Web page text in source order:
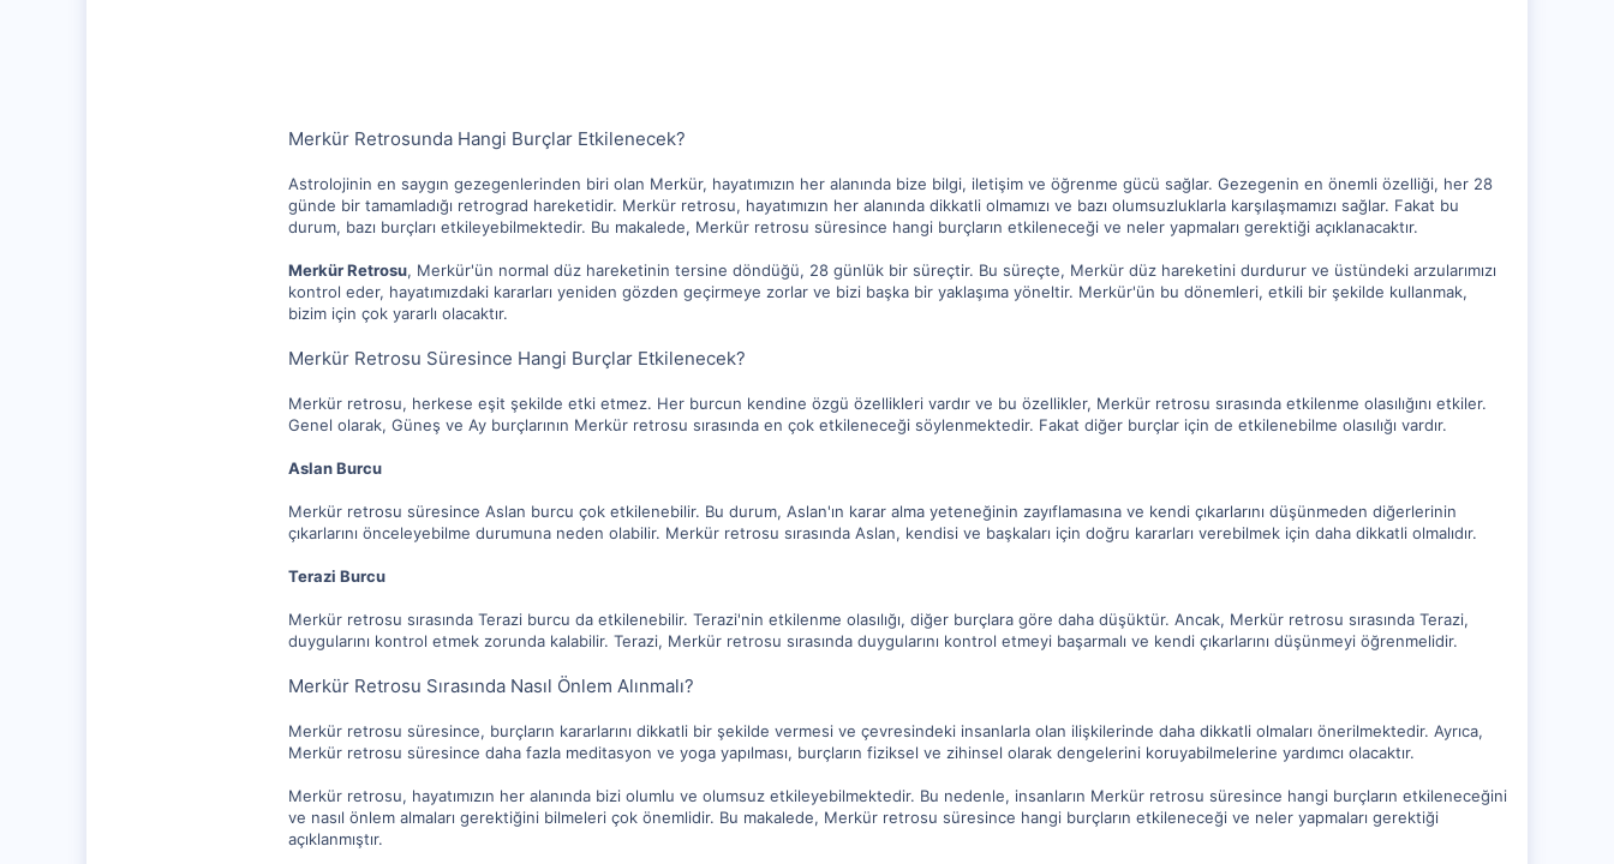
Merkür Retrosunda Hangi Burçlar Etkilenecek?
Astrolojinin en saygın gezegenlerinden biri olan Merkür, hayatımızın her alanında bize bilgi, iletişim ve öğrenme gücü sağlar. Gezegenin en önemli özelliği, her 28
günde bir tamamladığı retrograd hareketidir. Merkür retrosu, hayatımızın her alanında dikkatli olmamızı ve bazı olumsuzluklarla karşılaşmamızı sağlar. Fakat bu
durum, bazı burçları etkileyebilmektedir. Bu makalede, Merkür retrosu süresince hangi burçların etkileneceği ve neler yapmaları gerektiği açıklanacaktır.
Merkür Retrosu, Merkür'ün normal düz hareketinin tersine döndüğü, 28 günlük bir süreçtir. Bu süreçte, Merkür düz hareketini durdurur ve üstündeki arzularımızı
kontrol eder, hayatımızdaki kararları yeniden gözden geçirmeye zorlar ve bizi başka bir yaklaşıma yöneltir. Merkür'ün bu dönemleri, etkili bir şekilde kullanmak,
bizim için çok yararlı olacaktır.
Merkür Retrosu Süresince Hangi Burçlar Etkilenecek?
Merkür retrosu, herkese eşit şekilde etki etmez. Her burcun kendine özgü özellikleri vardır ve bu özellikler, Merkür retrosu sırasında etkilenme olasılığını etkiler.
Genel olarak, Güneş ve Ay burçlarının Merkür retrosu sırasında en çok etkileneceği söylenmektedir. Fakat diğer burçlar için de etkilenebilme olasılığı vardır.
Aslan Burcu
Merkür retrosu süresince Aslan burcu çok etkilenebilir. Bu durum, Aslan'ın karar alma yeteneğinin zayıflamasına ve kendi çıkarlarını düşünmeden diğerlerinin
çıkarlarını önceleyebilme durumuna neden olabilir. Merkür retrosu sırasında Aslan, kendisi ve başkaları için doğru kararları verebilmek için daha dikkatli olmalıdır.
Terazi Burcu
Merkür retrosu sırasında Terazi burcu da etkilenebilir. Terazi'nin etkilenme olasılığı, diğer burçlara göre daha düşüktür. Ancak, Merkür retrosu sırasında Terazi,
duygularını kontrol etmek zorunda kalabilir. Terazi, Merkür retrosu sırasında duygularını kontrol etmeyi başarmalı ve kendi çıkarlarını düşünmeyi öğrenmelidir.
Merkür Retrosu Sırasında Nasıl Önlem Alınmalı?
Merkür retrosu süresince, burçların kararlarını dikkatli bir şekilde vermesi ve çevresindeki insanlarla olan ilişkilerinde daha dikkatli olmaları önerilmektedir. Ayrıca,
Merkür retrosu süresince daha fazla meditasyon ve yoga yapılması, burçların fiziksel ve zihinsel olarak dengelerini koruyabilmelerine yardımcı olacaktır.
Merkür retrosu, hayatımızın her alanında bizi olumlu ve olumsuz etkileyebilmektedir. Bu nedenle, insanların Merkür retrosu süresince hangi burçların etkileneceğini
ve nasıl önlem almaları gerektiğini bilmeleri çok önemlidir. Bu makalede, Merkür retrosu süresince hangi burçların etkileneceği ve neler yapmaları gerektiği
açıklanmıştır.